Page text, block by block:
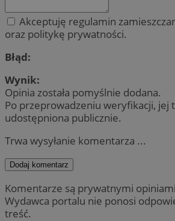
Akceptuję regulamin
oraz politykę prywatności.
Błąd:
Wynik:
Opinia została pomyślnie dodana.
Po przeprowadzeniu weryfikacji, jej
udostępniona publicznie.
Trwa wysyłanie komentarza ...
Dodaj komentarz
Komentarze są prywatnymi
Wydawca portalu nie ponosi
treść.